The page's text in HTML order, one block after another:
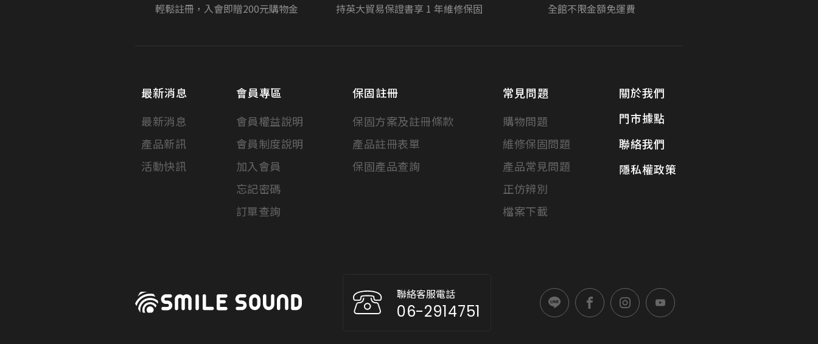
輕鬆註冊，入會即贈200元購物金 持英大貿易保證書享 1 年維修保固 全館不限金額免運費
最新消息
最新消息
產品新訊
活動快訊
會員專區
會員權益說明
會員制度說明
加入會員
忘記密碼
訂單查詢
保固註冊
保固方案及註冊條款
產品註冊表單
保固產品查詢
常見問題
購物問題
維修保固問題
產品常見問題
正仿辨別
檔案下載
關於我們
門市據點
聯絡我們
隱私權政策
聯絡客服電話
06-2914751